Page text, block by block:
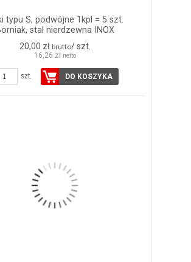
typu S, podwójne 1kpl = 5 szt.
stal nierdzewna INOX
20,00 zł brutto/ szt.
16,26 zł netto
szt. DO KOSZYKA